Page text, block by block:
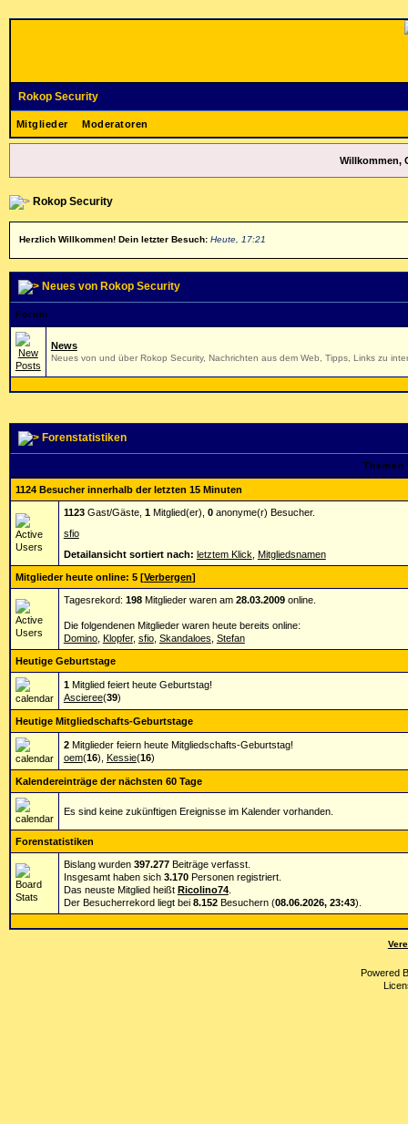
Rokop Security
Mitglieder Moderatoren
Willkommen,
Rokop Security
Herzlich Willkommen! Dein letzter Besuch: Heute, 17:21
Neues von Rokop Security
Forum
News
Neues von und über Rokop Security, Nachrichten aus dem Web, Tipps, Links zu
Forenstatistiken
Themen
1124 Besucher innerhalb der letzten 15 Minuten
1123Gast/Gäste, 1Mitglied(er), 0anonyme(r) Besucher.
sfio
Detailansicht sortiert nach: letztem Klick Mitgliedsnamen
Mitglieder heute online: 5 [Verbergen]
Tagesrekord: 198Mitglieder waren am 28.03.2009online.
Die folgendenen Mitglieder waren heute bereits online:
Domino, Klopfer, sfio, Skandaloes Stefan
Heutige Geburtstage
1Mitglied feiert heute Geburtstag!
Ascieree(39)
Heutige Mitgliedschafts-Geburtstage
2Mitglieder feiern heute Mitgliedschafts-Geburtstag!
oem(16), Kessie(16)
Kalendereinträge der nächsten 60 Tage
Es sind keine zukünftigen Ereignisse im Kalender vorhanden.
Forenstatistiken
Bislang wurden 397.277Beiträge verfasst.
Insgesamt haben sich 3.170Personen registriert.
Das neuste Mitglied heißt Ricolino74.
Der Besucherrekord liegt bei 8.152Besuchern (08.06.2026, 23:43).
Powered